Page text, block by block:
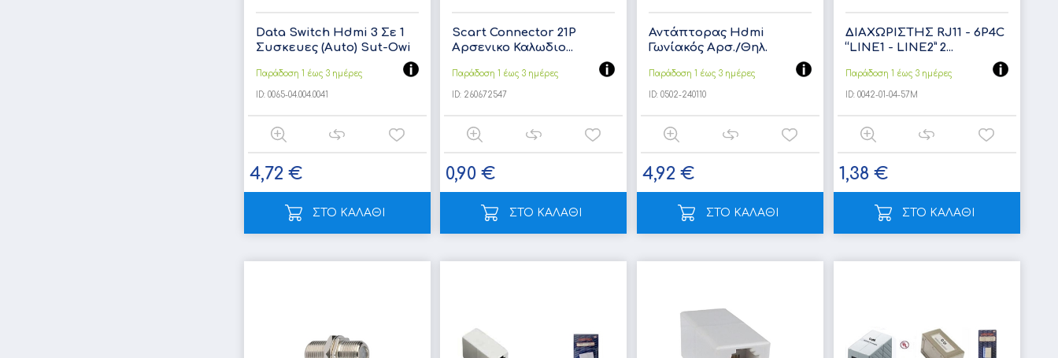
Data Switch Hdmi 3 Σε 1
Συσκευες (Auto) Sut-Owi
Παράδοση 1 έως 3 ημέρες
ID:0065-04.004.0041
4,72 €
ΣΤΟ ΚΑΛΑΘΙ
Scart Connector 21P
Αρσενικο Καλωδιο...
Παράδοση 1 έως 3 ημέρες
ID: 260672547
0,90 €
ΣΤΟ ΚΑΛΑΘΙ
Αντάπτορας Hdmi
Γωνίακός Αρσ./Θηλ.
Παράδοση 1 έως 3 ημέρες
ID: 0502-240110
4,92 €
ΣΤΟ ΚΑΛΑΘΙ
ΔΙΑΧΩΡΙΣΤΗΣ RJ11 - 6P4C
“LINE1 - LINE2” 2...
Παράδοση 1 έως 3 ημέρες
ID:0042-01-04-57M
1,38 €
ΣΤΟ ΚΑΛΑΘΙ